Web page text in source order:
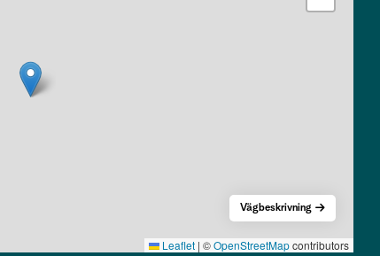
Leaflet | ©OpenStreetMapcontributors
Vägbeskrivning